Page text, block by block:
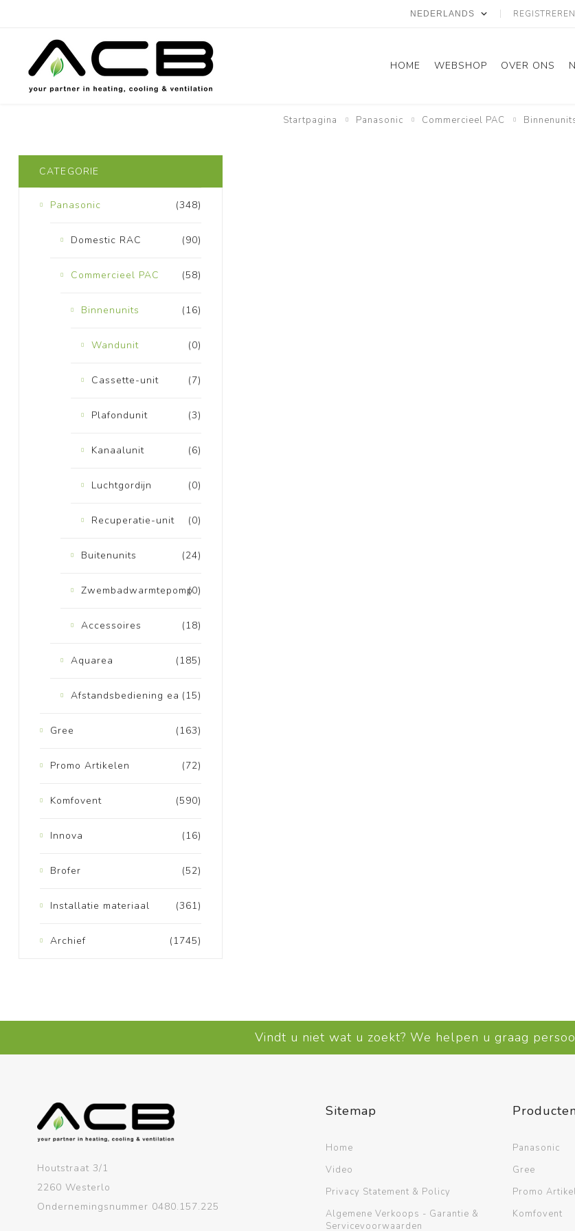
REGISTREREN
HOME WEBSHOP
Panasonic Gree
OVER ONS
Startpagina Panasonic Commercieel PAC
CATEGORIE
(348)
Panasonic
(90)
Domestic RAC
(58)
Commercieel PAC
(16)
Binnenunits
(0)
Wandunit
(7)
Cassette-unit
(3)
Plafondunit
(6)
Kanaalunit
(0)
Luchtgordijn
(0)
Recuperatie-unit
(24)
Buitenunits
(0)
Zwembadwarmtepomp
(18)
Accessoires
(185)
Aquarea
(15)
Afstandsbediening ea
(163)
Gree
(72)
Promo Artikelen
(590)
Komfovent
(16)
Innova
(52)
Brofer
(361)
Installatie materiaal
(1745)
Archief
Vindt u niet wat u zoekt? We helpen u graag
Houtstraat 3/1
2260 Westerlo
Ondernemingsnummer 0480.157.225
Sitemap
Home
Video
Privacy Statement & Policy
Algemene Verkoops - Garantie &
Servicevoorwaarden
Panasonic
Gree
Promo
Komfovent